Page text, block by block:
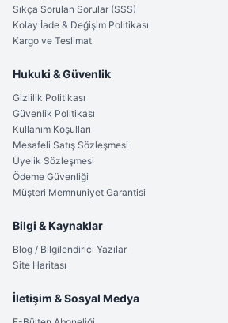
Sıkça Sorulan Sorular (SSS)
Kolay İade & Değişim Politikası
Kargo ve Teslimat
Hukuki & Güvenlik
Gizlilik Politikası
Güvenlik Politikası
Kullanım Koşulları
Mesafeli Satış Sözleşmesi
Üyelik Sözleşmesi
Ödeme Güvenliği
Müşteri Memnuniyet Garantisi
Bilgi & Kaynaklar
Blog / Bilgilendirici Yazılar
Site Haritası
İletişim & Sosyal Medya